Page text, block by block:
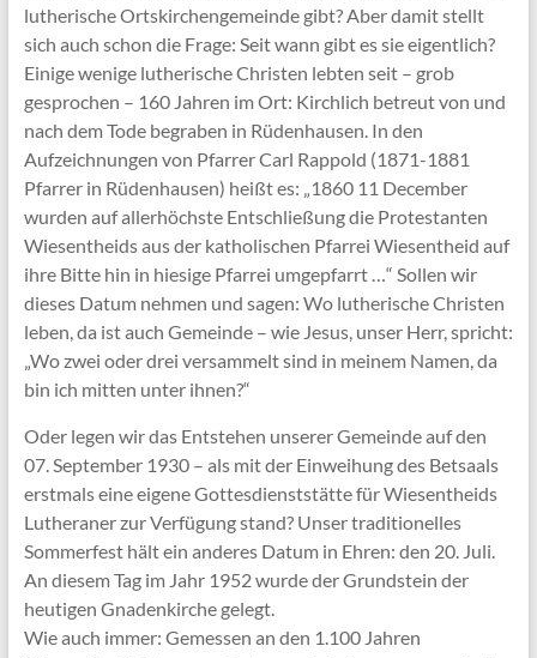
lutherische Ortskirchengemeinde gibt? Aber damit stellt
sich auch schon die Frage: Seit wann gibt es sie eigentlich?
Einige wenige lutherische Christen lebten seit – grob
gesprochen – 160 Jahren im Ort: Kirchlich betreut von und
nach dem Tode begraben in Rüdenhausen. In den
Aufzeichnungen von Pfarrer Carl Rappold (1871-1881
Pfarrer in Rüdenhausen) heißt es: „1860 11 December
wurden auf allerhöchste Entschließung die Protestanten
Wiesentheids aus der katholischen Pfarrei Wiesentheid auf
ihre Bitte hin in hiesige Pfarrei umgepfarrt …“ Sollen wir
dieses Datum nehmen und sagen: Wo lutherische Christen
leben, da ist auch Gemeinde – wie Jesus, unser Herr, spricht:
„Wo zwei oder drei versammelt sind in meinem Namen, da
bin ich mitten unter ihnen?“
Oder legen wir das Entstehen unserer Gemeinde auf den
07. September 1930 – als mit der Einweihung des Betsaals
erstmals eine eigene Gottesdienststätte für Wiesentheids
Lutheraner zur Verfügung stand? Unser traditionelles
Sommerfest hält ein anderes Datum in Ehren: den 20. Juli.
An diesem Tag im Jahr 1952 wurde der Grundstein der
heutigen Gnadenkirche gelegt.
Wie auch immer: Gemessen an den 1.100 Jahren